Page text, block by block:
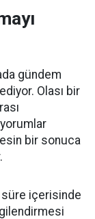
gündem
Olası bir
bir sonuca
süre içerisinde